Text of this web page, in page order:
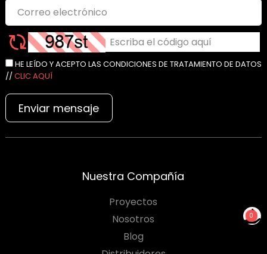
0
NO TIENES PRODUCTOS
PARA COTIZAR
HE LEÍDO Y ACEPTO LAS CONDICIONES DE TRATAMIENTO DE DATOS
// CLIC AQUÍ
Enviar mensaje
Nuestra Compañía
Proyectos
Nosotros
Blog